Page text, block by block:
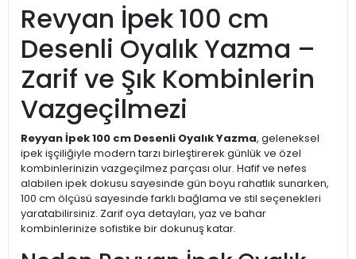
Revyan İpek 100 cm
Desenli Oyalık Yazma –
Zarif ve Şık Kombinlerin
Vazgeçilmezi
Reyyan İpek 100 cm Desenli Oyalık Yazma, geleneksel
ipek işçiliğiyle modern tarzı birleştirerek günlük ve özel
kombinlerinizin vazgeçilmez parçası olur. Hafif ve nefes
alabilen ipek dokusu sayesinde gün boyu rahatlık sunarken,
100 cm ölçüsü sayesinde farklı bağlama ve stil seçenekleri
yaratabilirsiniz. Zarif oya detayları, yaz ve bahar
kombinlerinize sofistike bir dokunuş katar.